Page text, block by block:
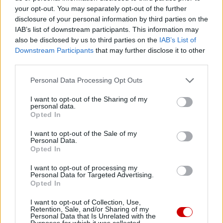
your opt-out. You may separately opt-out of the further
disclosure of your personal information by third parties on the
IAB’s list of downstream participants. This information may
also be disclosed by us to third parties on the IAB’s List of
Downstream Participants that may further disclose it to other
Personal Data Processing Opt Outs
I want to opt-out of the Sharing of my
personal data.
Opted In
I want to opt-out of the Sale of my
Personal Data.
Opted In
I want to opt-out of processing my
Personal Data for Targeted Advertising.
Opted In
I want to opt-out of Collection, Use,
Retention, Sale, and/or Sharing of my
Personal Data that Is Unrelated with the
1 2 3 …
5
Następna
Najnowsze
09 sierpnia 2026 | 04:22
Kard. Timothy Radcliffe na odpuście u gdańskich dominikanów
08 sierpnia 2026 | 21:11
08 sierpnia 2026 | 21:07
Coca-Cola dyskryminuje Jezusa Króla?
08 sierpnia 2026 | 20:19
Siostra Wolfers: w czasach kryzysu radość ma siłę polityczną
08 sierpnia 2026 | 19:04
SIGNIS 2026: komunikacja w służbie Ewangelii